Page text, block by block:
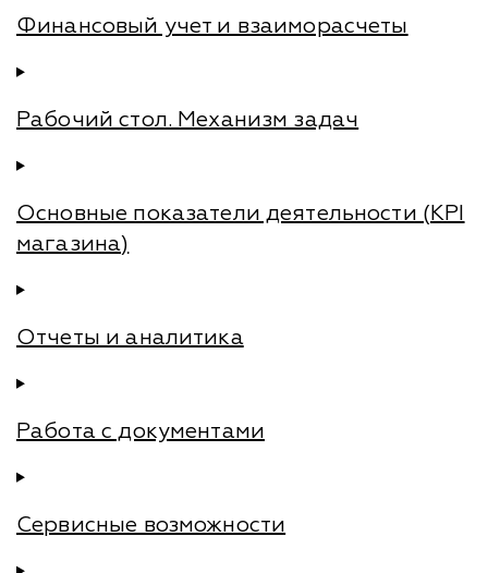
Финансовый учет и взаиморасчеты
Рабочий стол. Механизм задач
Основные показатели деятельности (KPI
магазина)
Отчеты и аналитика
Работа с документами
Сервисные возможности